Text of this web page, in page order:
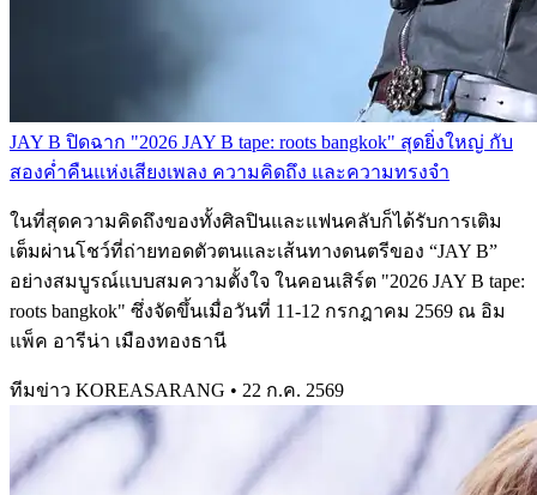
JAY B ปิดฉาก "2026 JAY B tape: roots bangkok" สุดยิ่งใหญ่ กับ
สองค่ำคืนแห่งเสียงเพลง ความคิดถึง และความทรงจำ
ในที่สุดความคิดถึงของทั้งศิลปินและแฟนคลับก็ได้รับการเติม
เต็มผ่านโชว์ที่ถ่ายทอดตัวตนและเส้นทางดนตรีของ “JAY B”
อย่างสมบูรณ์แบบสมความตั้งใจ ในคอนเสิร์ต "2026 JAY B tape:
roots bangkok" ซึ่งจัดขึ้นเมื่อวันที่ 11-12 กรกฎาคม 2569 ณ อิม
แพ็ค อารีน่า เมืองทองธานี
ทีมข่าว KOREASARANG • 22 ก.ค. 2569